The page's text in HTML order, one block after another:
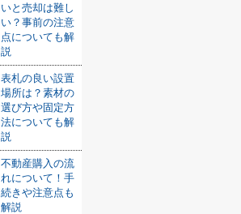
いと売却は難し
い？事前の注意
点についても解
説
表札の良い設置
場所は？素材の
選び方や固定方
法についても解
説
不動産購入の流
れについて！手
続きや注意点も
解説